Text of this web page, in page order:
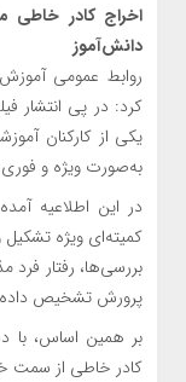
اخراج کادر خاطی
دانش‌آموز
روابط عمومی آموزش
کرد: در پی انتشار
یکی از کارکنان
به‌صورت ویژه و فوری
در این اطلاعیه
کمیته‌ای ویژه
بررسی‌ها، رفتار فرد
پرورش تشخیص
بر همین اساس، با
کادر خاطی از سمت